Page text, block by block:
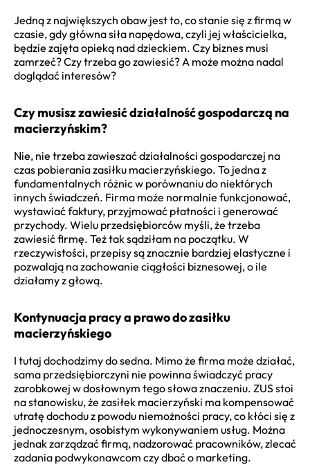
Jedną z największych obaw jest to, co stanie się z firmą w
czasie, gdy główna siła napędowa, czyli jej właścicielka,
będzie zajęta opieką nad dzieckiem. Czy biznes musi
zamrzeć? Czy trzeba go zawiesić? A może można nadal
doglądać interesów?
Czy musisz zawiesić działalność gospodarczą na
macierzyńskim?
Nie, nie trzeba zawieszać działalności gospodarczej na
czas pobierania zasiłku macierzyńskiego. To jedna z
fundamentalnych różnic w porównaniu do niektórych
innych świadczeń. Firma może normalnie funkcjonować,
wystawiać faktury, przyjmować płatności i generować
przychody. Wielu przedsiębiorców myśli, że trzeba
zawiesić firmę. Też tak sądziłam na początku. W
rzeczywistości, przepisy są znacznie bardziej elastyczne i
pozwalają na zachowanie ciągłości biznesowej, o ile
działamy z głową.
Kontynuacja pracy a prawo do zasiłku
macierzyńskiego
I tutaj dochodzimy do sedna. Mimo że firma może działać,
sama przedsiębiorczyni nie powinna świadczyć pracy
zarobkowej w dosłownym tego słowa znaczeniu. ZUS stoi
na stanowisku, że zasiłek macierzyński ma kompensować
utratę dochodu z powodu niemożności pracy, co kłóci się z
jednoczesnym, osobistym wykonywaniem usług. Można
jednak zarządzać firmą, nadzorować pracowników, zlecać
zadania podwykonawcom czy dbać o marketing.